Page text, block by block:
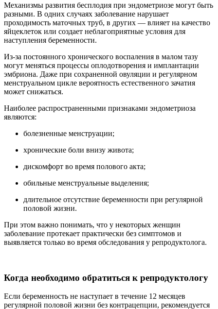
Механизмы развития бесплодия при эндометриозе могут быть
разными. В одних случаях заболевание нарушает
проходимость маточных труб, в других — влияет на качество
яйцеклеток или создает неблагоприятные условия для
наступления беременности.
Из-за постоянного хронического воспаления в малом тазу
могут меняться процессы оплодотворения и имплантации
эмбриона. Даже при сохраненной овуляции и регулярном
менструальном цикле вероятность естественного зачатия
может снижаться.
Наиболее распространенными признаками эндометриоза
являются:
болезненные менструации;
хронические боли внизу живота;
дискомфорт во время полового акта;
обильные менструальные выделения;
длительное отсутствие беременности при регулярной
половой жизни.
При этом важно понимать, что у некоторых женщин
заболевание протекает практически без симптомов и
выявляется только во время обследования у репродуктолога.
Когда необходимо обратиться к репродуктологу
Если беременность не наступает в течение 12 месяцев
регулярной половой жизни без контрацепции, рекомендуется